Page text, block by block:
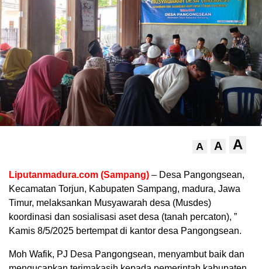
A A A
Liputanmadura.com (Sampang) – Desa Pangongsean,
Kecamatan Torjun, Kabupaten Sampang, madura, Jawa
Timur, melaksankan Musyawarah desa (Musdes)
koordinasi dan sosialisasi aset desa (tanah percaton), ”
Kamis 8/5/2025 bertempat di kantor desa Pangongsean.
Moh Wafik, PJ Desa Pangongsean, menyambut baik dan